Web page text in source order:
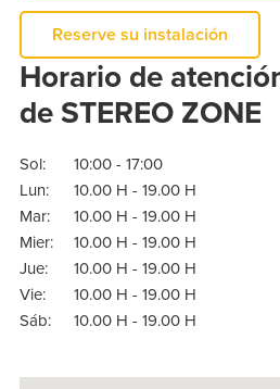
Reserve su instalación
Horario de
de STEREO ZONE
Sol:
10:00 - 17:00
Lun:
10.00 H - 19.00 H
Mar:
10.00 H - 19.00 H
Mier:
10.00 H - 19.00 H
Jue:
10.00 H - 19.00 H
Vie:
10.00 H - 19.00 H
Sáb:
10.00 H - 19.00 H